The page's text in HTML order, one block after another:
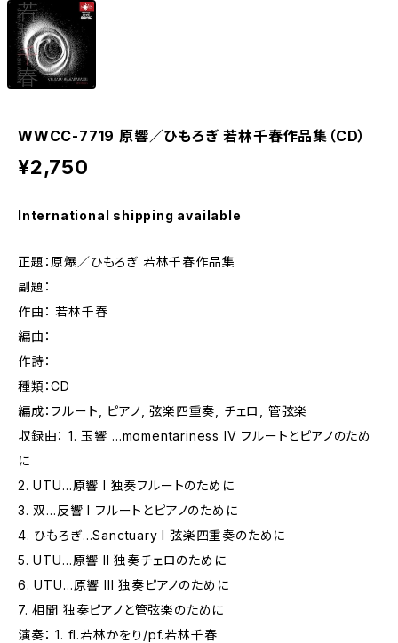
WWCC-7719 原響／ひもろぎ 若林千春作品集（CD）
¥2,750
International shipping available
正題：原爆／ひもろぎ 若林千春作品集
副題：
作曲： 若林千春
編曲：
作詩：
種類：CD
編成：フルート, ピアノ, 弦楽四重奏, チェロ, 管弦楽
収録曲： 1. 玉響 …momentariness IV フルートとピアノのため
に
2. UTU…原響 I 独奏フルートのために
3. 双…反響 I フルートとピアノのために
4. ひもろぎ…Sanctuary I 弦楽四重奏のために
5. UTU…原響 II 独奏チェロのために
6. UTU…原響 III 独奏ピアノのために
7. 相聞 独奏ピアノと管弦楽のために
演奏： 1. fl.若林かをり/pf.若林千春